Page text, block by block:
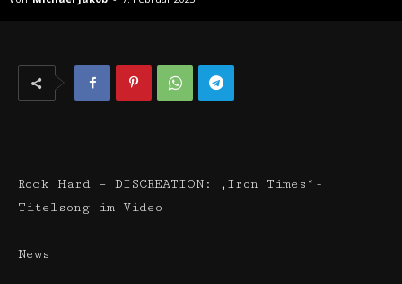
Rock Hard – DISCREATION: „Iron Times“-
Titelsong im Video
News